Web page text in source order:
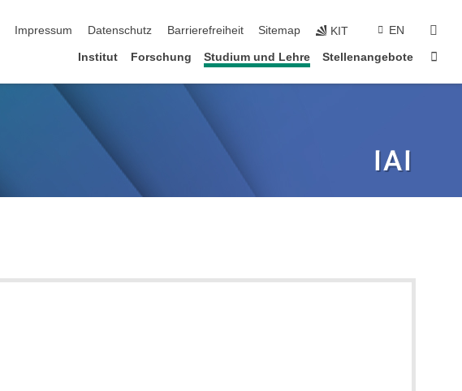
Impressum Datenschutz Barrierefreiheit Sitemap KIT EN
Institut Forschung Studium und Lehre Stellenangebote